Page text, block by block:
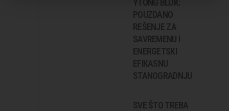
YTONG BLOK:
POUZDANO
REŠENJE ZA
SAVREMENU I
ENERGETSKI
EFIKASNU
STANOGRADNJU
SVE ŠTO TREBA